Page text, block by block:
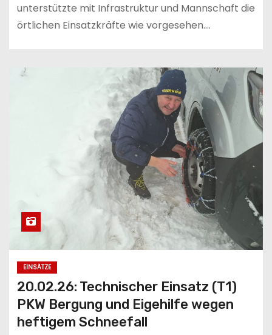
unterstützte mit Infrastruktur und Mannschaft die
örtlichen Einsatzkräfte wie vorgesehen.…
EINSÄTZE
20.02.26: Technischer Einsatz (T1)
PKW Bergung und Eigehilfe wegen
heftigem Schneefall